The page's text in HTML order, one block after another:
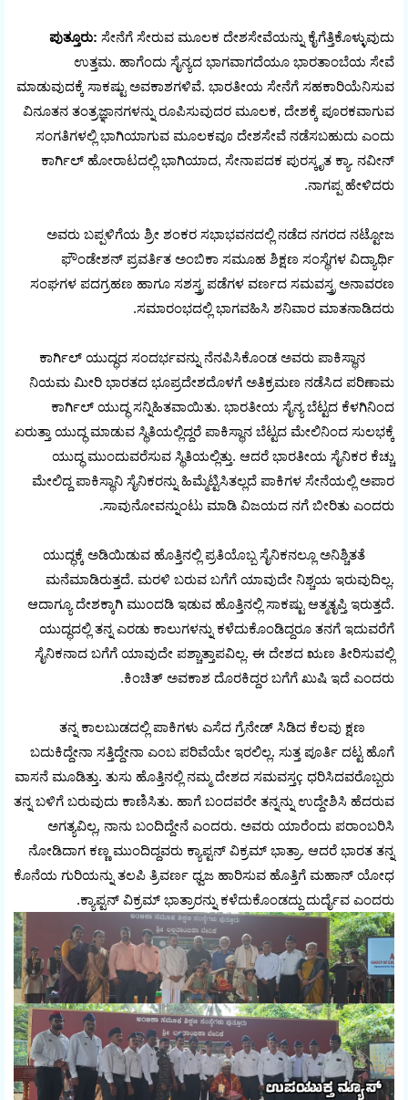
ಪುತ್ತೂರು: ಸೇನೆಗೆ ಸೇರುವ ಮೂಲಕ ದೇಶಸೇವೆಯನ್ನು ಕೈಗೆತ್ತಿಕೊಳ್ಳುವುದು
ಉತ್ತಮ. ಹಾಗೆಂದು ಸೈನ್ಯದ ಭಾಗವಾಗದೆಯೂ ಭಾರತಾಂಬೆಯ ಸೇವೆ
ಮಾಡುವುದಕ್ಕೆ ಸಾಕಷ್ಟು ಅವಕಾಶಗಳಿವೆ. ಭಾರತೀಯ ಸೇನೆಗೆ ಸಹಕಾರಿಯೆನಿಸುವ
ವಿನೂತನ ತಂತ್ರಜ್ಞಾನಗಳನ್ನು ರೂಪಿಸುವುದರ ಮೂಲಕ, ದೇಶಕ್ಕೆ ಪೂರಕವಾಗುವ
ಸಂಗತಿಗಳಲ್ಲಿ ಭಾಗಿಯಾಗುವ ಮೂಲಕವೂ ದೇಶಸೇವೆ ನಡೆಸಬಹುದು ಎಂದು
ಕಾರ್ಗಿಲ್ ಹೋರಾಟದಲ್ಲಿ ಭಾಗಿಯಾದ, ಸೇನಾಪದಕ ಪುರಸ್ಕೃತ ಕ್ಯಾ. ನವೀನ್
ನಾಗಪ್ಪ ಹೇಳಿದರು.
ಅವರು ಬಪ್ಪಳಿಗೆಯ ಶ್ರೀ ಶಂಕರ ಸಭಾಭವನದಲ್ಲಿ ನಡೆದ ನಗರದ ನಟ್ಟೋಜ
ಫೌಂಡೇಶನ್ ಪ್ರವರ್ತಿತ ಅಂಬಿಕಾ ಸಮೂಹ ಶಿಕ್ಷಣ ಸಂಸ್ಥೆಗಳ ವಿದ್ಯಾರ್ಥಿ
ಸಂಘಗಳ ಪದಗ್ರಹಣ ಹಾಗೂ ಸಶಸ್ತ್ರ ಪಡೆಗಳ ವರ್ಣದ ಸಮವಸ್ತ್ರ ಅನಾವರಣ
ಸಮಾರಂಭದಲ್ಲಿ ಭಾಗವಹಿಸಿ ಶನಿವಾರ ಮಾತನಾಡಿದರು.
ಕಾರ್ಗಿಲ್ ಯುದ್ಧದ ಸಂದರ್ಭವನ್ನು ನೆನಪಿಸಿಕೊಂಡ ಅವರು ಪಾಕಿಸ್ಥಾನ
ನಿಯಮ ಮೀರಿ ಭಾರತದ ಭೂಪ್ರದೇಶದೊಳಗೆ ಅತಿಕ್ರಮಣ ನಡೆಸಿದ ಪರಿಣಾಮ
ಕಾರ್ಗಿಲ್ ಯುದ್ಧ ಸನ್ನಿಹಿತವಾಯಿತು. ಭಾರತೀಯ ಸೈನ್ಯ ಬೆಟ್ಟದ ಕೆಳಗಿನಿಂದ
ಏರುತ್ತಾ ಯುದ್ಧ ಮಾಡುವ ಸ್ಥಿತಿಯಲ್ಲಿದ್ದರೆ ಪಾಕಿಸ್ಥಾನ ಬೆಟ್ಟದ ಮೇಲಿನಿಂದ ಸುಲಭಕ್ಕೆ
ಯುದ್ಧ ಮುಂದುವರೆಸುವ ಸ್ಥಿತಿಯಲ್ಲಿತ್ತು. ಆದರೆ ಭಾರತೀಯ ಸೈನಿಕರ ಕೆಚ್ಚು
ಮೇಲಿದ್ದ ಪಾಕಿಸ್ಥಾನಿ ಸೈನಿಕರನ್ನು ಹಿಮ್ಮೆಟ್ಟಿಸಿತಲ್ಲದೆ ಪಾಕಿಗಳ ಸೇನೆಯಲ್ಲಿ ಅಪಾರ
ಸಾವುನೋವನ್ನುಂಟು ಮಾಡಿ ವಿಜಯದ ನಗೆ ಬೀರಿತು ಎಂದರು.
ಯುದ್ಧಕ್ಕೆ ಅಡಿಯಿಡುವ ಹೊತ್ತಿನಲ್ಲಿ ಪ್ರತಿಯೊಬ್ಬ ಸೈನಿಕನಲ್ಲೂ ಅನಿಶ್ಚಿತತೆ
ಮನೆಮಾಡಿರುತ್ತದೆ. ಮರಳಿ ಬರುವ ಬಗೆಗೆ ಯಾವುದೇ ನಿಶ್ಚಯ ಇರುವುದಿಲ್ಲ.
ಆದಾಗ್ಯೂ ದೇಶಕ್ಕಾಗಿ ಮುಂದಡಿ ಇಡುವ ಹೊತ್ತಿನಲ್ಲಿ ಸಾಕಷ್ಟು ಆತ್ಮತೃಪ್ತಿ ಇರುತ್ತದೆ.
ಯುದ್ಧದಲ್ಲಿ ತನ್ನ ಎರಡು ಕಾಲುಗಳನ್ನು ಕಳೆದುಕೊಂಡಿದ್ದರೂ ತನಗೆ ಇದುವರೆಗೆ
ಸೈನಿಕನಾದ ಬಗೆಗೆ ಯಾವುದೇ ಪಶ್ಚಾತ್ತಾಪವಿಲ್ಲ. ಈ ದೇಶದ ಋಣ ತೀರಿಸುವಲ್ಲಿ
ಕಿಂಚಿತ್ ಅವಕಾಶ ದೊರಕಿದ್ದರ ಬಗೆಗೆ ಖುಷಿ ಇದೆ ಎಂದರು.
ತನ್ನ ಕಾಲಬುಡದಲ್ಲಿ ಪಾಕಿಗಳು ಎಸೆದ ಗ್ರೆನೇಡ್ ಸಿಡಿದ ಕೆಲವು ಕ್ಷಣ
ಬದುಕಿದ್ದೇನಾ ಸತ್ತಿದ್ದೇನಾ ಎಂಬ ಪರಿವೆಯೇ ಇರಲಿಲ್ಲ. ಸುತ್ತ ಪೂರ್ತಿ ದಟ್ಟ ಹೊಗೆ
ವಾಸನೆ ಮೂಡಿತ್ತು. ತುಸು ಹೊತ್ತಿನಲ್ಲಿ ನಮ್ಮ ದೇಶದ ಸಮವಸ್ತç ಧರಿಸಿದವರೊಬ್ಬರು
ತನ್ನ ಬಳಿಗೆ ಬರುವುದು ಕಾಣಿಸಿತು. ಹಾಗೆ ಬಂದವರೇ ತನ್ನನ್ನು ಉದ್ದೇಶಿಸಿ ಹೆದರುವ
ಅಗತ್ಯವಿಲ್ಲ, ನಾನು ಬಂದಿದ್ದೇನೆ ಎಂದರು. ಅವರು ಯಾರೆಂದು ಪರಾಂಬರಿಸಿ
ನೋಡಿದಾಗ ಕಣ್ಣ ಮುಂದಿದ್ದವರು ಕ್ಯಾಪ್ಟನ್ ವಿಕ್ರಮ್ ಭಾತ್ರಾ. ಆದರೆ ಭಾರತ ತನ್ನ
ಕೊನೆಯ ಗುರಿಯನ್ನು ತಲಪಿ ತ್ರಿವರ್ಣ ಧ್ವಜ ಹಾರಿಸುವ ಹೊತ್ತಿಗೆ ಮಹಾನ್ ಯೋಧ
ಕ್ಯಾಪ್ಟನ್ ವಿಕ್ರಮ್ ಭಾತ್ರಾರನ್ನು ಕಳೆದುಕೊಂಡದ್ದು ದುರ್ದೈವ ಎಂದರು.